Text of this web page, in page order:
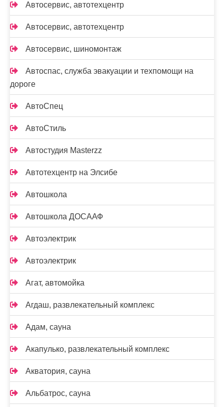
Автосервис, автотехцентр
Автосервис, автотехцентр
Автосервис, шиномонтаж
Автоспас, служба эвакуации и техпомощи на
дороге
АвтоСпец
АвтоСтиль
Автостудия Masterzz
Автотехцентр на Элсибе
Автошкола
Автошкола ДОСААФ
Автоэлектрик
Автоэлектрик
Агат, автомойка
Агдаш, развлекательный комплекс
Адам, сауна
Акапулько, развлекательный комплекс
Акватория, сауна
Альбатрос, сауна